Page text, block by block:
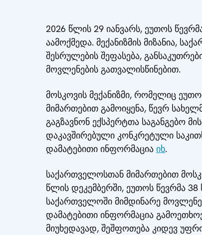
2026 წლის 29 იანვარს, ეუთოს
აამოქმედა. მექანიზმის მიზანია,
შესრულების შეფასება,
მოვლენების გათვალისწინებით.
მოსკოვის მექანიზმი, რომელიც
მიმართებით გამოიყენა, წევრ
გაგზავნონ ექსპერტთა საგანგებო
დაკავშირებული კონკრეტული
დამატებითი ინფორმაცია იხ.
საქართველოსთან მიმართებით
წლის დეკემბერში, ეუთოს წევრმა
საქართველოში მიმდინარე
დამატებითი ინფორმაცია
მიუხედავად, შეშფოთება კიდევ